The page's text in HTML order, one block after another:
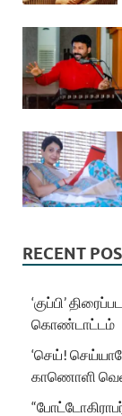
RECENT
‘குப்பி’
கொண்டாட்டம்
‘செய்!
காணொளி